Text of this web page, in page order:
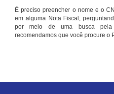
É preciso preencher o nome e o
em alguma Nota Fiscal,
por meio de uma busca pela
recomendamos que você procure o